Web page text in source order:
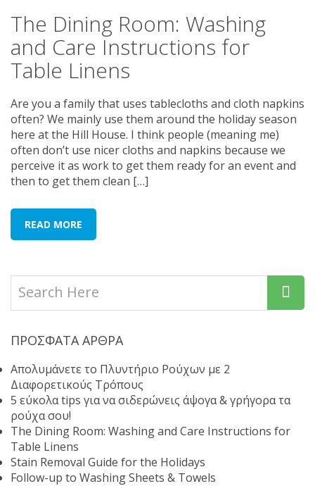
The Dining Room: Washing
and Care Instructions for
Table Linens
Are you a family that uses tablecloths and cloth napkins
often? We mainly use them around the holiday season
here at the Hill House. I think people (meaning me)
often don’t use nicer cloths and napkins because we
perceive it as work to get them ready for an event and
then to get them clean […]
READ MORE
ΠΡΌΣΦΑΤΑ ΆΡΘΡΑ
Απολυμάνετε το Πλυντήριο Ρούχων με 2
Διαφορετικούς Τρόπους
5 εύκολα tips για να σιδερώνεις άψογα & γρήγορα τα
ρούχα σου!
The Dining Room: Washing and Care Instructions for
Table Linens
Stain Removal Guide for the Holidays
Follow-up to Washing Sheets & Towels